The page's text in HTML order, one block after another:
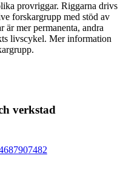
provriggar. Riggarna drivs
forskargrupp med stöd av
är mer permanenta, andra
livscykel. Mer information
verkstad
7482